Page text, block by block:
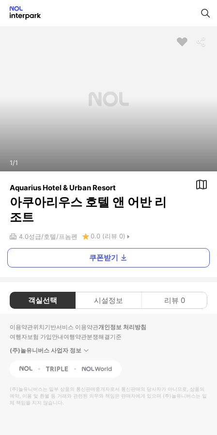
1/1
Aquarius Hotel & Urban Resort
아쿠아리우스 호텔 앤 어반 리
조트
4.0성급 호텔 프놈펜 0.0 (리뷰 0)
쿠폰받기
객실선택 시설정보 리뷰 0
이용약관위치기반서비스 이용약관개인정보 처리방침
여행자보험 가입안내여행약관분쟁해결기준
(주)놀유니버스 사업자 정보
NOL Triple Interpark Global
(주)놀유니버스는 일부 상품의 통신판매중개자로서 통신판매의 당사자가 아니므로, 상품의
예약, 이용 및 환불 등 거래와 관련된 의무와 책임은 판매자에게 있으며 (주)놀유니버스는 일
체 책임을 지지 않습니다.